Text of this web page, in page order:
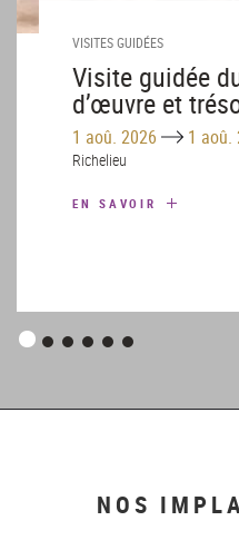
VISITES GUIDÉES
Visite guidée
d’œuvre et
collections –
1 aoû. 2026 Until1 aoû.
Richelieu
EN SAVOIR
Panneau
Panneau
Panneau
Panneau
Panneau
Panneau
NOS